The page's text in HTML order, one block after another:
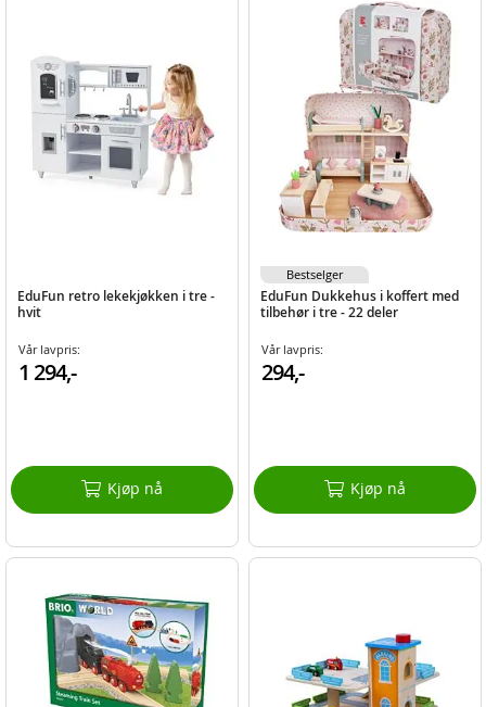
EduFun retro lekekjøkken i tre -
hvit
Vår lavpris:
1 294,-
Kjøp nå
EduFun Dukkehus i koffert med
tilbehør i tre - 22 deler
Vår lavpris:
294,-
Kjøp nå
Bestselger